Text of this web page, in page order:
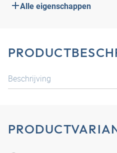
Alle eigenschappen
Beschrijving